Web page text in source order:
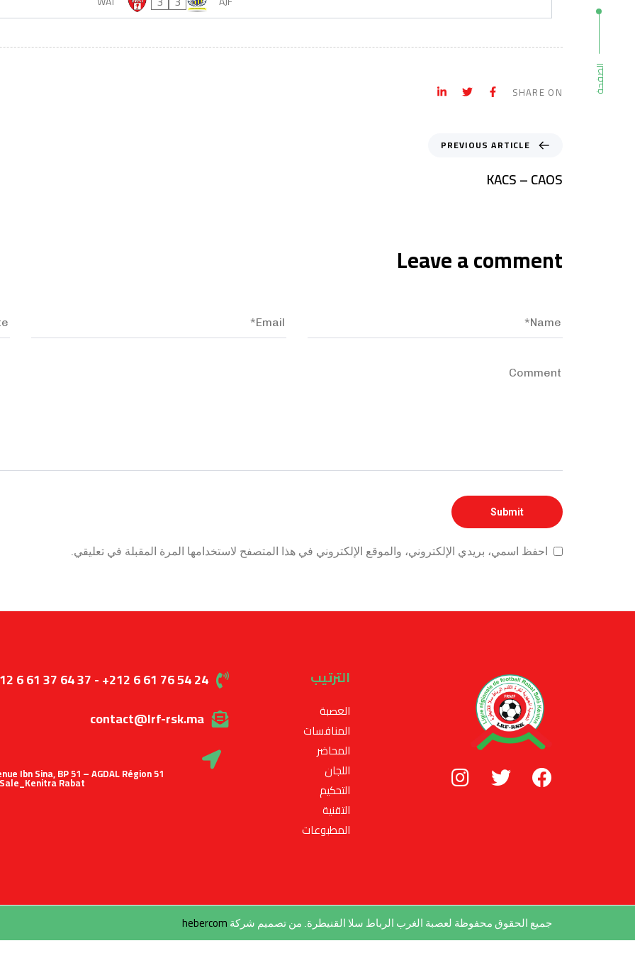
الصفحة SHARE ON
PREVIOUS ARTICLE
KACS – CAOS
Leave a comment
احفظ اسمي، بريدي الإلكتروني، والموقع الإلكتروني في هذا المتصفح لاستخدامها المرة المقبلة في تعليقي.
الترتيب
العصبة
المنافسات
المحاضر
اللجان
التحكيم
التقنية
المطبوعات
6 61 37 64 37 - +212 6 61 76 54 24
contact@lrf-rsk.ma
Ibn Sina, BP 51 – AGDAL Région
Rabat
جميع الحقوق محفوظة لعصبة الغرب الرباط سلا القنيطرة. من تصميم شركة hebercom